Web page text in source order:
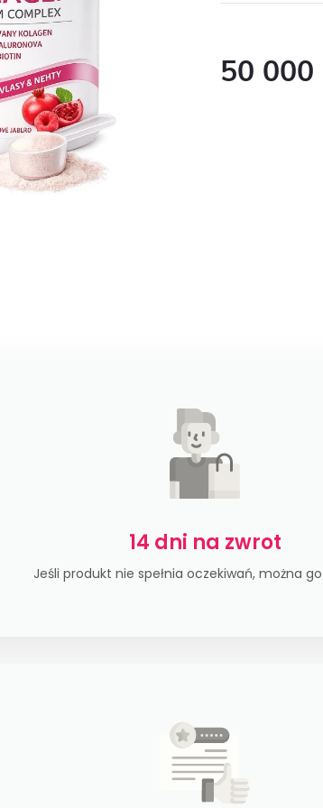
50 000
14 dni na zwrot
Jeśli produkt nie spełnia oczekiwań, można